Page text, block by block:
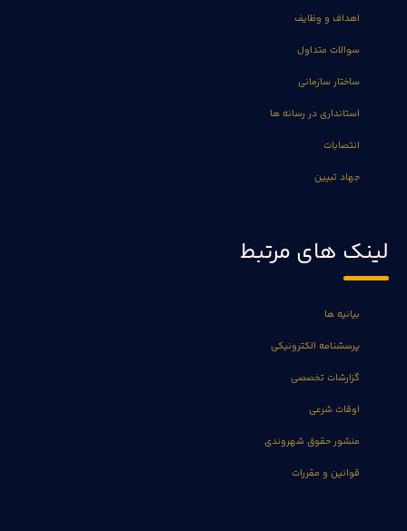
اهداف و وظایف
سوالات متداول
ساختار سازمانی
استانداری در رسانه ها
انتصابات
جهاد تبیین
لینک های مرتبط
بیانیه ها
پرسشنامه الکترونیکی
گزارشات تخصصی
اوقات شرعی
منشور حقوق شهروندی
قوانین و مقررات